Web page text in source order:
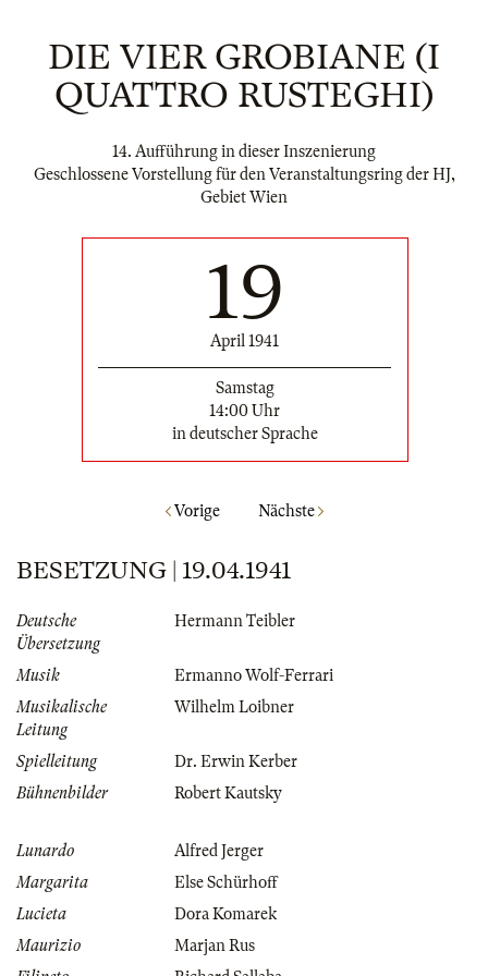
DIE VIER GROBIANE (I
QUATTRO RUSTEGHI)
14. Aufführung in dieser Inszenierung
Geschlossene Vorstellung für den Veranstaltungsring der HJ,
Gebiet Wien
19
April 1941
Samstag
14:00 Uhr
in deutscher Sprache
Vorige Nächste
BESETZUNG | 19.04.1941
Deutsche
Übersetzung
Hermann Teibler
Musik
Ermanno Wolf-Ferrari
Musikalische
Leitung
Wilhelm Loibner
Spielleitung
Dr. Erwin Kerber
Bühnenbilder
Robert Kautsky
Lunardo
Alfred Jerger
Margarita
Else Schürhoff
Lucieta
Dora Komarek
Maurizio
Marjan Rus